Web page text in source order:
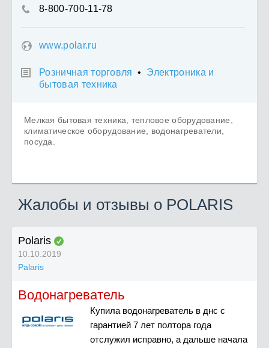
 8-800-700-11-78
www.polar.ru
 Розничная торговля • Электроника и
бытовая техника
Мелкая бытовая техника, тепловое оборудование,
климатическое оборудование, водонагреватели,
посуда.
Жалобы и отзывы о POLARIS
Polaris
10.10.2019
Palaris
Водонагреватель
Купила водонагреватель в днс с
гарантией 7 лет полтора года
отслужил исправно, а дальше начала